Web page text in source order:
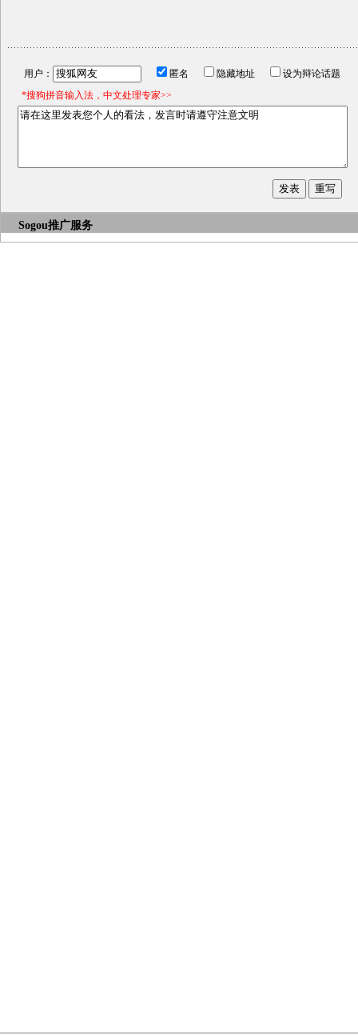
用户： 匿名 隐藏地址
设为辩论话题
*搜狗拼音输入法，中文处理专家>>
Sogou推广服务